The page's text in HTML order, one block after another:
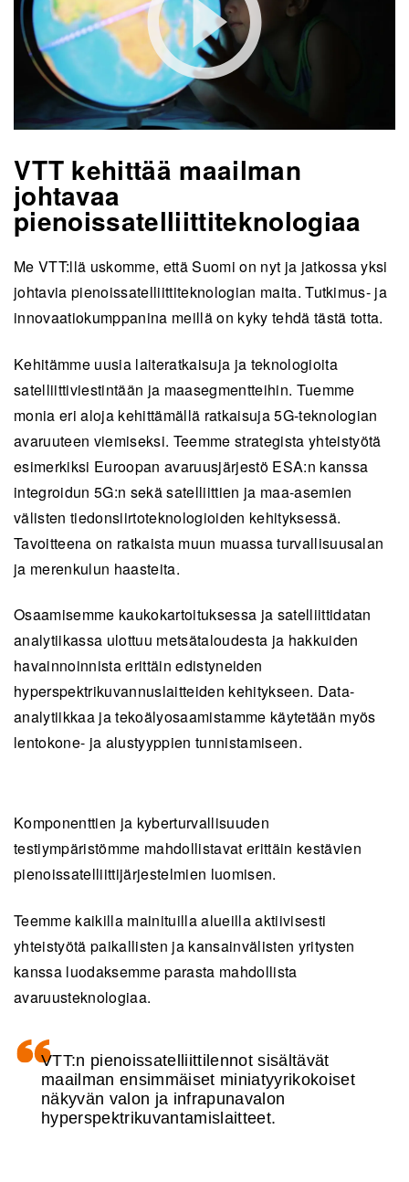
VTT kehittää maailman
johtavaa
pienoissatelliittiteknologiaa
Me VTT:llä uskomme, että Suomi on nyt ja jatkossa yksi
johtavia pienoissatelliittiteknologian maita. Tutkimus- ja
innovaatiokumppanina meillä on kyky tehdä tästä totta.
Kehitämme uusia laiteratkaisuja ja teknologioita
satelliittiviestintään ja maasegmentteihin. Tuemme
monia eri aloja kehittämällä ratkaisuja 5G-teknologian
avaruuteen viemiseksi. Teemme strategista yhteistyötä
esimerkiksi Euroopan avaruusjärjestö ESA:n kanssa
integroidun 5G:n sekä satelliittien ja maa-asemien
välisten tiedonsiirtoteknologioiden kehityksessä.
Tavoitteena on ratkaista muun muassa turvallisuusalan
ja merenkulun haasteita.
Osaamisemme kaukokartoituksessa ja satelliittidatan
analytiikassa ulottuu metsätaloudesta ja hakkuiden
havainnoinnista erittäin edistyneiden
hyperspektrikuvannuslaitteiden kehitykseen. Data-
analytiikkaa ja tekoälyosaamistamme käytetään myös
lentokone- ja alustyyppien tunnistamiseen.
Komponenttien ja kyberturvallisuuden
testiympäristömme mahdollistavat erittäin kestävien
pienoissatelliittijärjestelmien luomisen.
Teemme kaikilla mainituilla alueilla aktiivisesti
yhteistyötä paikallisten ja kansainvälisten yritysten
kanssa luodaksemme parasta mahdollista
avaruusteknologiaa.
VTT:n pienoissatelliittilennot sisältävät
maailman ensimmäiset miniatyyrikokoiset
näkyvän valon ja infrapunavalon
hyperspektrikuvantamislaitteet.